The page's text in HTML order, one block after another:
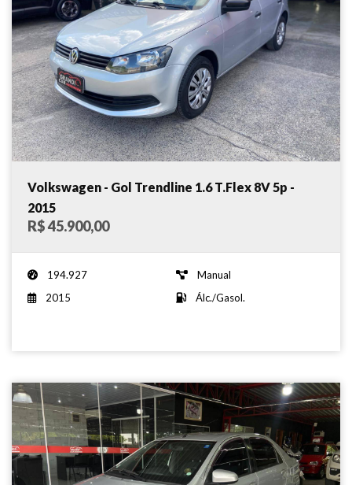
Volkswagen - Gol Trendline 1.6 T.Flex 8V 5p -
2015
R$ 45.900,00
194.927
Manual
2015
Álc./Gasol.